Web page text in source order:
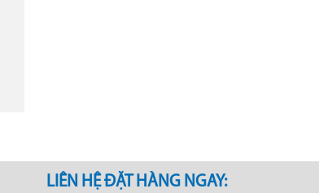
LIÊN HỆ ĐẶT HÀNG NGAY: